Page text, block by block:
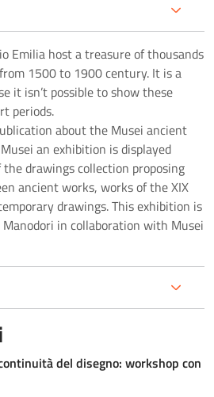
Emilia host a treasure of thousands
1500 to 1900 century. It is a
it isn’t possible to show these
periods.
about the Musei ancient
an exhibition is displayed
drawings collection proposing
ancient works, works of the XIX
drawings. This exhibition is
Manodori in collaboration with Musei
del disegno: workshop con